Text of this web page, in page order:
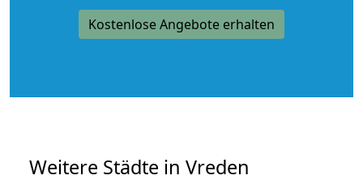
Kostenlose Angebote erhalten
Weitere Städte in Vreden